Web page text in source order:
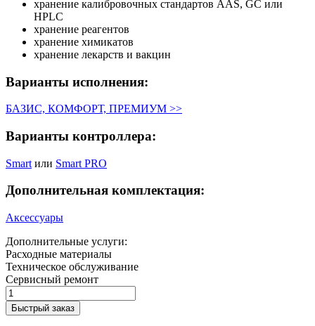
хранение калибровочных стандартов AAS, GC или
HPLC
хранение реагентов
хранение химикатов
хранение лекарств и вакцин
Варианты исполнения:
БАЗИС, КОМФОРТ, ПРЕМИУМ >>
Варианты контроллера:
Smart или Smart PRO
Дополнительная комплектация:
Аксессуары
Дополнительные услуги:
Расходные материалы
Техническое обслуживание
Сервисный ремонт
Быстрый заказ